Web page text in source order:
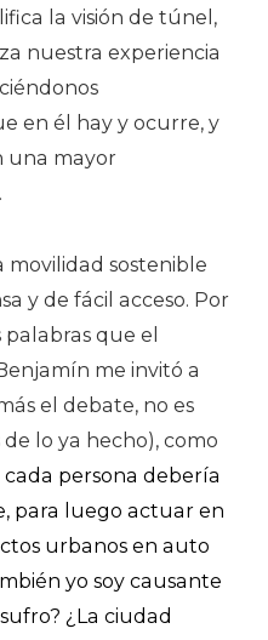
la visión de túnel,
nuestra experiencia
en él hay y ocurre, y
una mayor
movilidad sostenible
y de fácil acceso. Por
que el
me invitó a
el debate, no es
lo ya hecho), como
persona debería
para luego actuar en
urbanos en auto
yo soy causante
¿La ciudad